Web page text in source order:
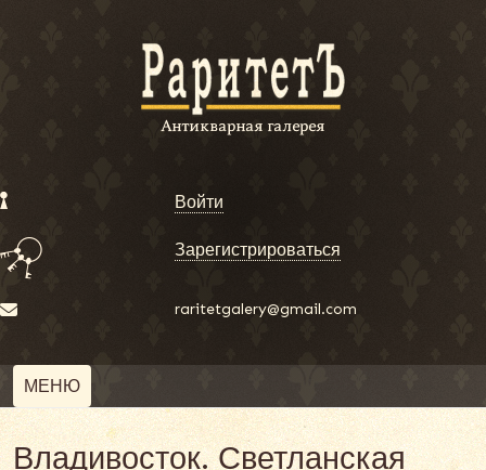
Войти
Зарегистрироваться
raritetgalery@gmail.com
МЕНЮ
Владивосток. Светланская